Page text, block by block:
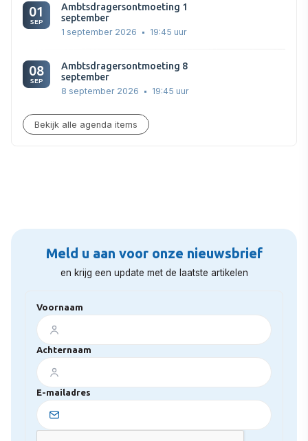
01
SEP
Ambtsdragersontmoeting 1
september
1 september 2026 19:45 uur
08
SEP
Ambtsdragersontmoeting 8
september
8 september 2026 19:45 uur
Bekijk alle agenda items
Meld u aan voor onze nieuwsbrief
en krijg een update met de laatste artikelen
Voornaam
Achternaam
E-mailadres